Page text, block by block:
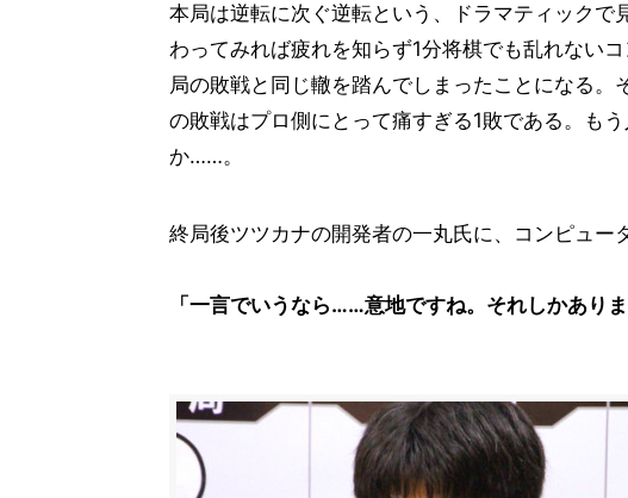
本局は逆転に次ぐ逆転という、ドラマティックで
わってみれば疲れを知らず1分将棋でも乱れない
局の敗戦と同じ轍を踏んでしまったことになる
の敗戦はプロ側にとって痛すぎる1敗である。も
か……。
終局後ツツカナの開発者の一丸氏に、コンピュー
「一言でいうなら……意地ですね。それしかありま